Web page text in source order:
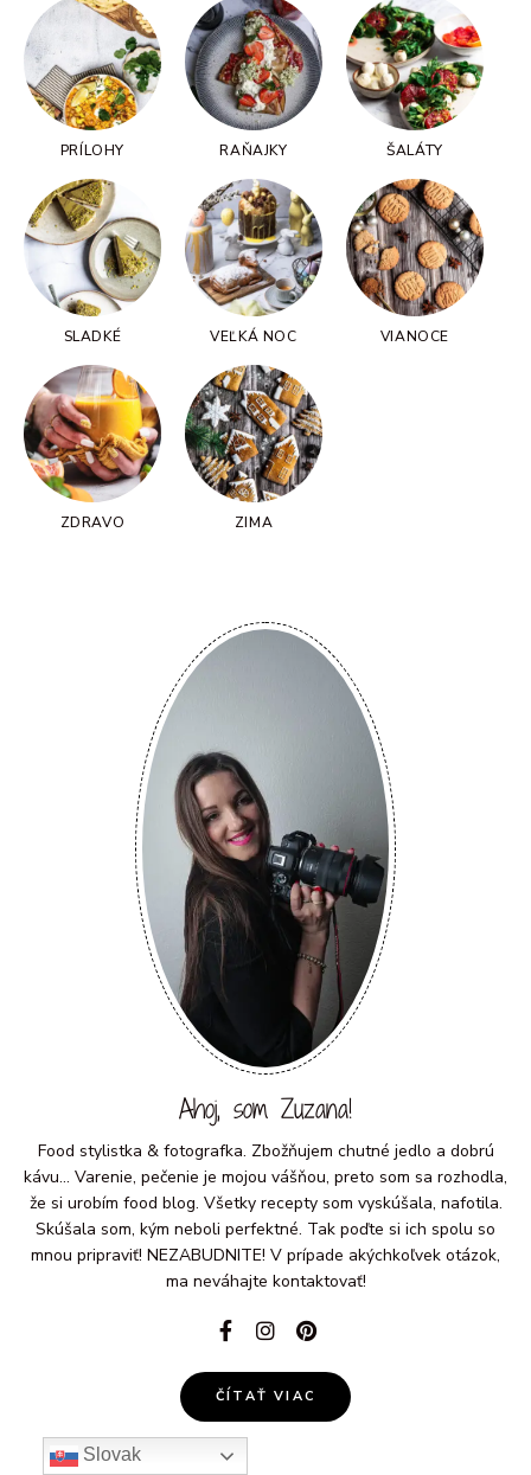
PRÍLOHY RAŇAJKY ŠALÁTY
SLADKÉ VEĽKÁ NOC VIANOCE
ZDRAVO ZIMA
Ahoj, som Zuzana!
Food stylistka & fotografka. Zbožňujem chutné jedlo a dobrú
kávu... Varenie, pečenie je mojou vášňou, preto som sa rozhodla,
že si urobím food blog. Všetky recepty som vyskúšala, nafotila.
Skúšala som, kým neboli perfektné. Tak poďte si ich spolu so
mnou pripraviť! NEZABUDNITE! V prípade akýchkoľvek otázok,
ma neváhajte kontaktovať!
ČÍTAŤ VIAC
Slovak